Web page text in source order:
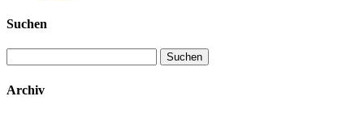
Suchen
nach:
Archiv